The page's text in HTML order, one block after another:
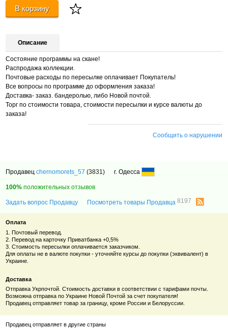
В корзину
Описание
Состояние программы на скане!
Распродажа коллекции.
Почтовые расходы по пересылке оплачивает Покупатель!
Все вопросы по программе до оформления заказа!
Доставка- заказ. бандеролью, либо Новой почтой.
Торг по стоимости товара, стоимости пересылки и курсе валюты до
заказа!
Сообщить о нарушении
Продавецchernomorets_57 (3831) г. Одесса
100% положительных отзывов
Задать вопрос Продавцу Посмотреть товары Продавца8197
Оплата
1. Почтовый перевод.
2. Перевод на карточку Приватбанка +0,5%
3. Стоимость пересылки оплачивается заказчиком.
Для оплаты не в валюте покупки - уточняйте курсы до покупки (эквивалент) в
Украине.
Доставка
Отправка Укрпочтой. Стоимость доставки в соответствии с тарифами почты.
Возможна отправка по Украине Новой Почтой за счет покупателя!
Продавец отправляет товар за границу, кроме России и Белоруссии.
Продавец отправляет в другие страны